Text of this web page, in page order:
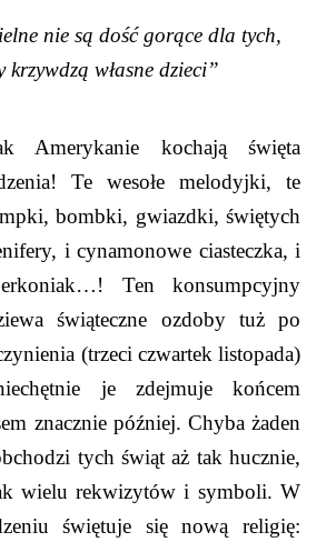
nie są dość gorące dla tych,
krzywdzą własne dzieci”
Amerykanie kochają święta
Te wesołe melodyjki, te
bombki, gwiazdki, świętych
i cynamonowe ciasteczka, i
Ten konsumpcyjny
świąteczne ozdoby tuż po
(trzeci czwartek listopada)
je zdejmuje końcem
znacznie później. Chyba żaden
tych świąt aż tak hucznie,
wielu rekwizytów i symboli. W
świętuje się nową religię: